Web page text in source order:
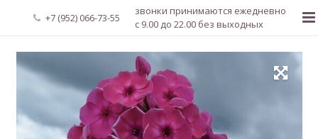
+7 (952) 066-73-55
звонки принимаются ежедневно
с 9.00 до 22.00 без выходных
Главная
Новости